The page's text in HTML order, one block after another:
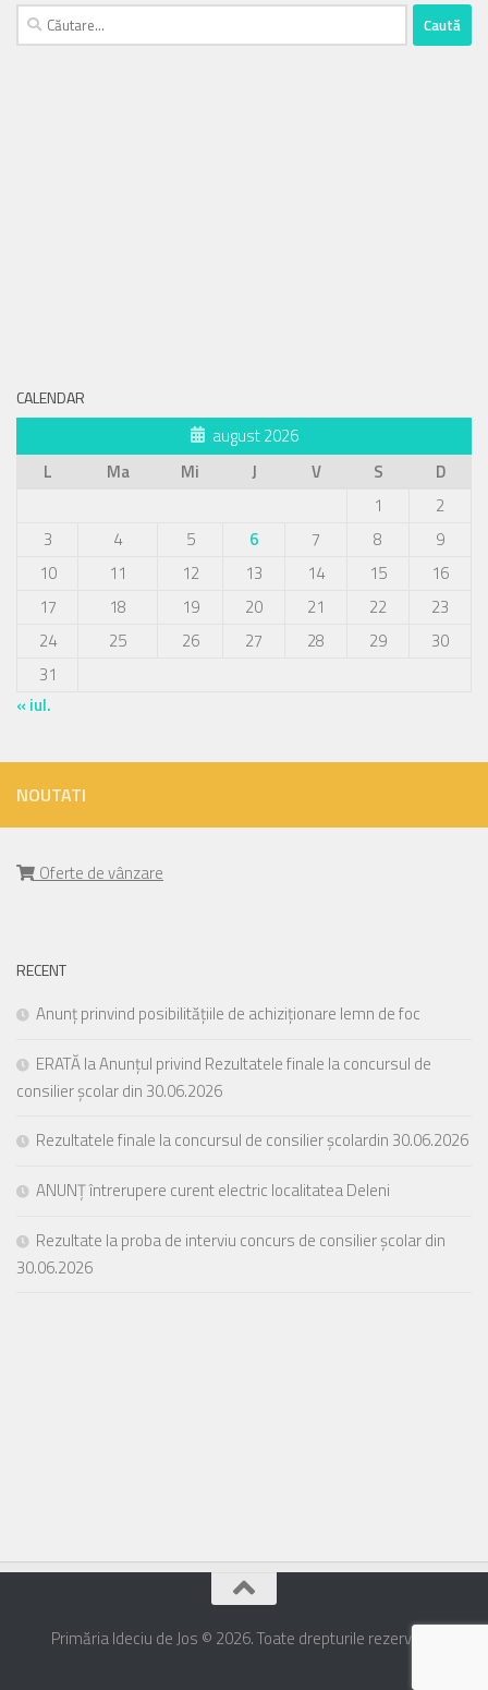
Caută
după:
CALENDAR
august 2026
L
Ma Mi J V S
D
1
2
3
4 5 6 7 8
9
10
11 12 13 14 15
16
17
18 19 20 21 22
23
24
25 26 27 28 29
30
31
« iul.
NOUTATI
Oferte de vânzare
RECENT
Anunț prinvind posibilitățiile de achiziționare lemn de foc
ERATĂ la Anunțul privind Rezultatele finale la concursul de
consilier școlar din 30.06.2026
Rezultatele finale la concursul de consilier școlardin 30.06.2026
ANUNȚ întrerupere curent electric localitatea Deleni
Rezultate la proba de interviu concurs de consilier școlar din
30.06.2026
Primăria Ideciu de Jos © 2026. Toate drepturile rezervate.